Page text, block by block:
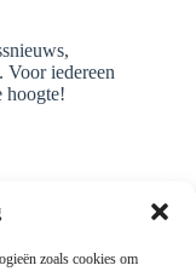
zoals cookies om
Voor iedereen
hoogte!